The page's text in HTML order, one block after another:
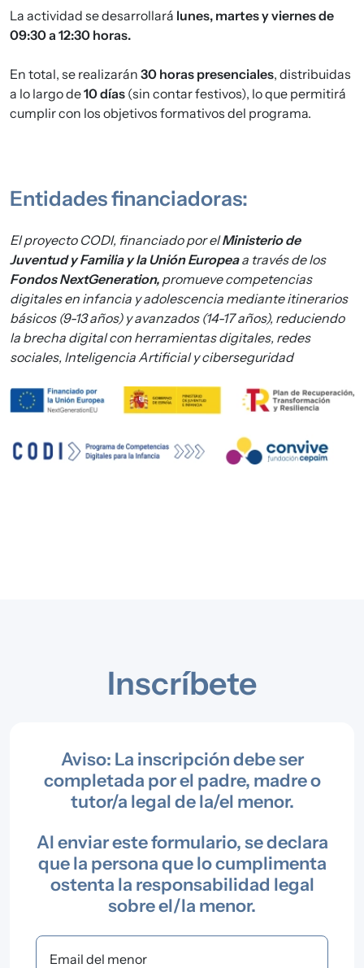
La actividad se desarrollará lunes, martes y viernes de
09:30 a 12:30 horas.
En total, se realizarán 30 horas presenciales, distribuidas
a lo largo de10 días (sin contar festivos), lo que permitirá
cumplir con los objetivos formativos del programa.
Entidades financiadoras:
El proyecto CODI, financiado por elMinisterio de
Juventud y Familia y la Unión Europeaa través de los
Fondos NextGeneration, promueve competencias
digitales en infancia y adolescencia mediante itinerarios
básicos (9-13 años) y avanzados (14-17 años), reduciendo
la brecha digital con herramientas digitales, redes
sociales, Inteligencia Artificial y ciberseguridad
Imagen
Inscríbete
Aviso: La inscripción debe ser
completada por el padre, madre o
tutor/a legal de la/el menor.
Al enviar este formulario, se declara
que la persona que lo cumplimenta
ostenta la responsabilidad legal
sobre el/la menor.
Email del menor